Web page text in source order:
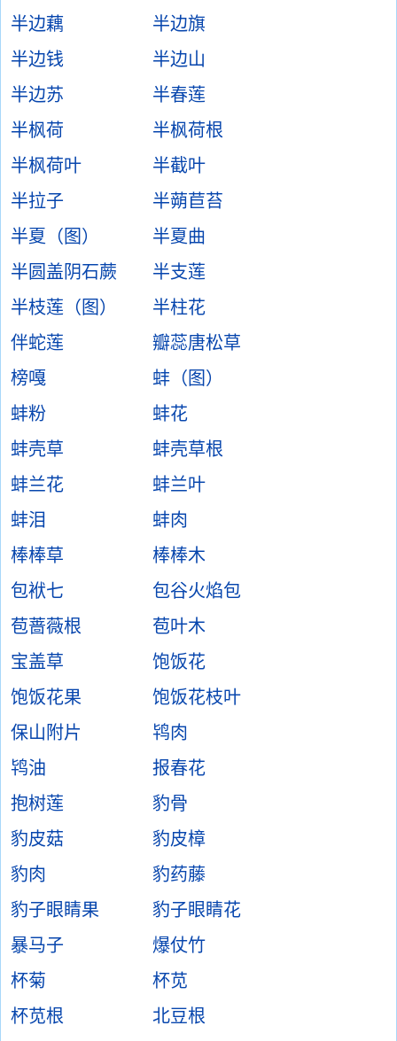
半边藕
半边旗
半边钱
半边山
半边苏
半春莲
半枫荷
半枫荷根
半枫荷叶
半截叶
半拉子
半蒴苣苔
半夏（图）
半夏曲
半圆盖阴石蕨
半支莲
半枝莲（图）
半柱花
伴蛇莲
瓣蕊唐松草
榜嘎
蚌（图）
蚌粉
蚌花
蚌壳草
蚌壳草根
蚌兰花
蚌兰叶
蚌泪
蚌肉
棒棒草
棒棒木
包袱七
包谷火焰包
苞蔷薇根
苞叶木
宝盖草
饱饭花
饱饭花果
饱饭花枝叶
保山附片
鸨肉
鸨油
报春花
抱树莲
豹骨
豹皮菇
豹皮樟
豹肉
豹药藤
豹子眼睛果
豹子眼睛花
暴马子
爆仗竹
杯菊
杯苋
杯苋根
北豆根